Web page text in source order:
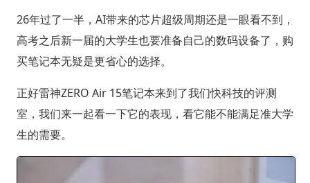
26年过了一半，AI带来的芯片超级周期还是一眼看不到，
高考之后新一届的大学生也要准备自己的数码设备了，购
买笔记本无疑是更省心的选择。
正好雷神ZERO Air 15笔记本来到了我们快科技的评测
室，我们来一起看一下它的表现，看它能不能满足准大学
生的需要。